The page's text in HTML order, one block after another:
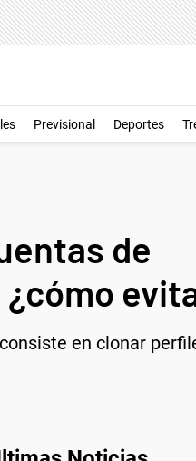
Previsional Deportes
de
en clonar